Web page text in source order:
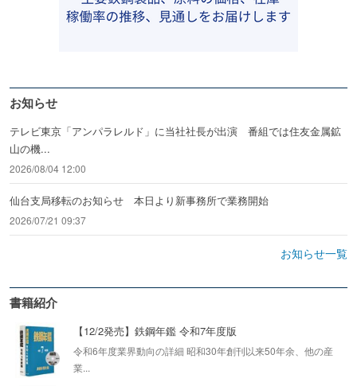
お知らせ
テレビ東京「アンパラレルド」に当社社長が出演 番組では住友金属鉱
山の機...
2026/08/04 12:00
仙台支局移転のお知らせ 本日より新事務所で業務開始
2026/07/21 09:37
お知らせ一覧
書籍紹介
【12/2発売】鉄鋼年鑑 令和7年度版
令和6年度業界動向の詳細 昭和30年創刊以来50年余、他の産
業...